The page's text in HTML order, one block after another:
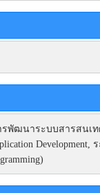
าระบบสารสนเทศ